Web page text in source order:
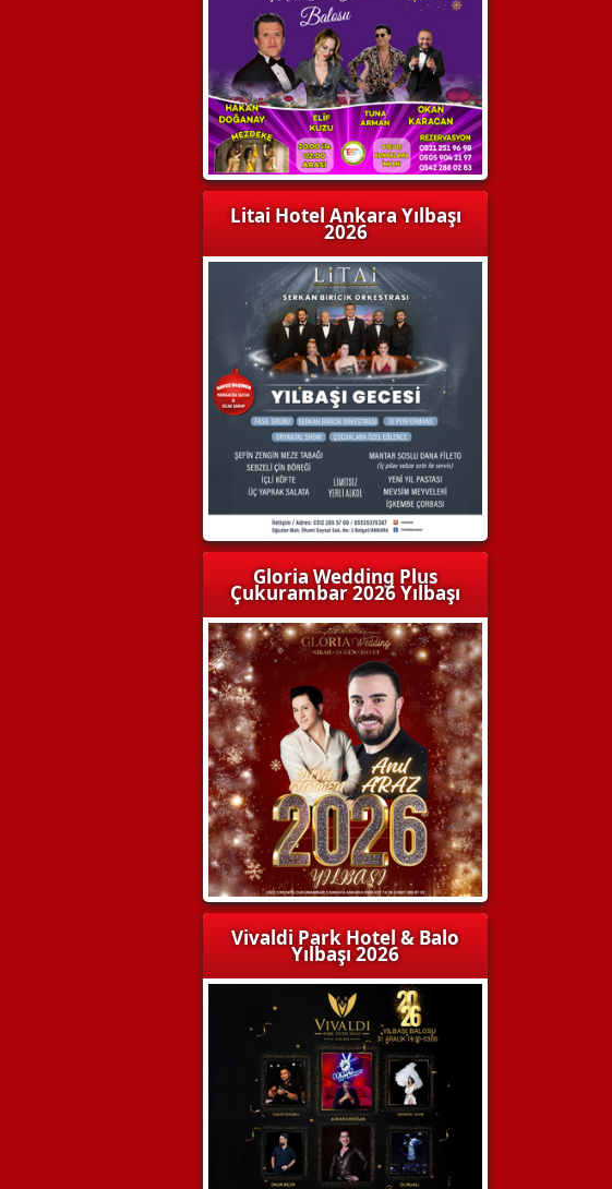
Litai Hotel Ankara Yılbaşı
2026
Gloria Wedding Plus
Çukurambar 2026 Yılbaşı
Vivaldi Park Hotel & Balo
Yılbaşı 2026